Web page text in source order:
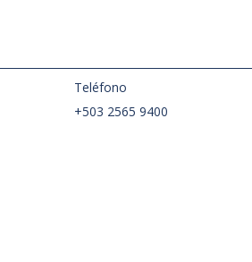
Teléfono
+503 2565 9400